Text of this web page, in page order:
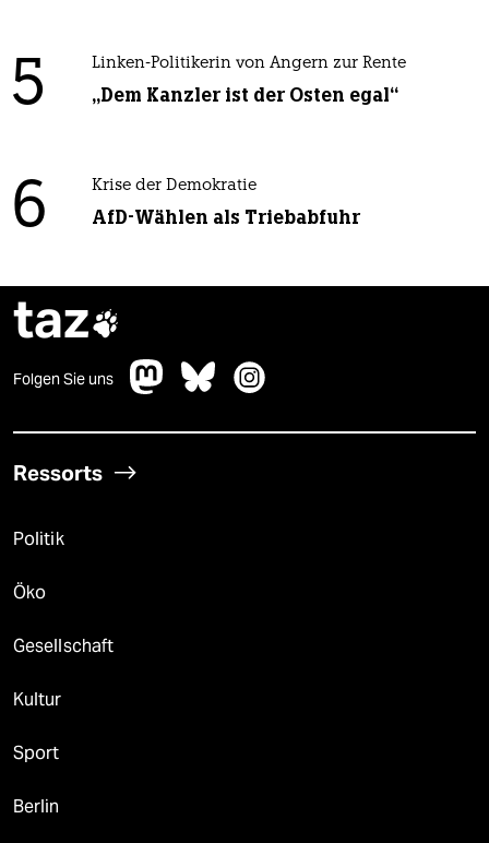
5 Linken-Politikerin von Angern zur Rente
„Dem Kanzler ist der Osten egal“
6 Krise der Demokratie
AfD-Wählen als Triebabfuhr
taz
Folgen Sie uns
Ressorts
Politik
Öko
Gesellschaft
Kultur
Sport
Berlin